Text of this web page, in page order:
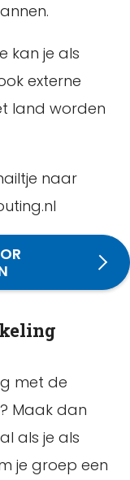
kan je als
externe
land worden
naar
met de
Maak dan
als je als
je groep een